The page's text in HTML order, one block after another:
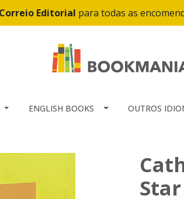
Editorial para todas as
ENGLISH BOOKS OUTROS
Star